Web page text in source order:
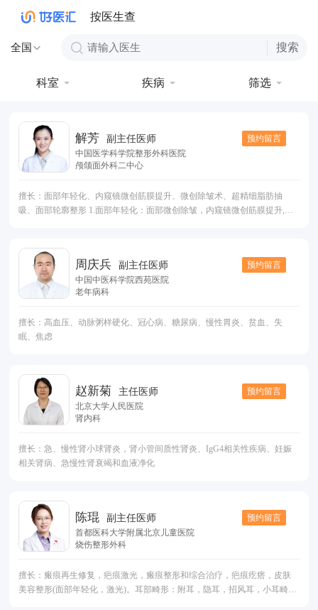
按医生查
全国 搜索
科室 疾病 筛选
解芳 副主任医师
预约留言
中国医学科学院整形外科医院
颅颌面外科二中心
擅长：面部年轻化、内窥镜微创筋膜提升、微创除皱术、超精细脂肪抽
吸、面部轮廓整形 1.面部年轻化：面部微创除皱，内窥镜微创筋膜提升,小
纹、法令纹、口周皱纹），透明质酸面部注射充填； 2.超精细吸脂及脂肪
填充：面部吸脂及脂肪填充，体型雕塑吸脂 ，假体隆胸、脂肪注射隆胸；
3.面部轮廓手术：磨骨瘦脸术（下颌角去除，颧骨降低），假体隆颏，颏前
移，面吸（下颌缘轮廓清晰化），肉毒素瘦脸，取颊脂垫，上颌前突（龅
周美容：精细重睑术、内眦开大术、隆鼻等；
周庆兵 副主任医师
预约留言
中国中医科学院西苑医院
老年病科
擅长：高血压、动脉粥样硬化、冠心病、糖尿病、慢性胃炎、贫血、失
眠、焦虑
赵新菊 主任医师
预约留言
北京大学人民医院
肾内科
擅长：急、慢性肾小球肾炎，肾小管间质性肾炎、IgG4相关性疾病、妊娠
相关肾病、急慢性肾衰竭和血液净化
陈琨 副主任医师
预约留言
首都医科大学附属北京儿童医院
烧伤整形外科
擅长：瘢痕再生修复，疤痕激光，瘢痕整形和综合治疗，疤痕疙瘩，皮肤
美容整形(面部年轻化，激光)。耳部畸形：附耳，隐耳，招风耳，小耳畸形